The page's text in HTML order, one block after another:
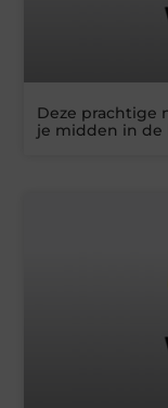
Deze prachtige
je midden in de